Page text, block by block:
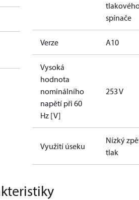
spínače
Verze A10
Vysoká
hodnota
nominálního
napětí při 60
Hz [V]
253 V
Využití úseku
Nízký
tlak